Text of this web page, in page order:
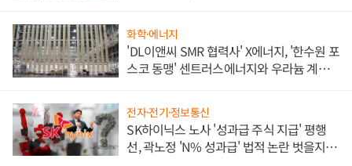
화학·에너지
'DL이앤씨 SMR 협력사' X에너지, '한수원 포
스코 동맹' 센트러스에너지와 우라늄 계약
전자·전기·정보통신
SK하이닉스 노사 '성과급 주식 지급' 평행
선, 곽노정 'N% 성과급' 법적 논란 벗을지 주